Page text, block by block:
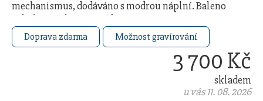
mechanismus, dodáváno s modrou náplní. Baleno
v dárkovém boxu. Vyrobeno ve …
Doprava zdarma Možnost gravírování
3 700 Kč
skladem
u vás 11. 08. 2026